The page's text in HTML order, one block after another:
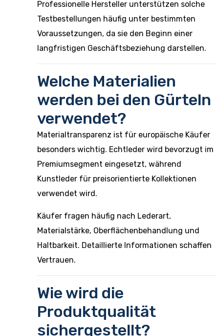
Professionelle Hersteller unterstützen solche
Testbestellungen häufig unter bestimmten
Voraussetzungen, da sie den Beginn einer
langfristigen Geschäftsbeziehung darstellen.
Welche Materialien
werden bei den Gürteln
verwendet?
Materialtransparenz ist für europäische Käufer
besonders wichtig. Echtleder wird bevorzugt im
Premiumsegment eingesetzt, während
Kunstleder für preisorientierte Kollektionen
verwendet wird.
Käufer fragen häufig nach Lederart,
Materialstärke, Oberflächenbehandlung und
Haltbarkeit. Detaillierte Informationen schaffen
Vertrauen.
Wie wird die
Produktqualität
sichergestellt?